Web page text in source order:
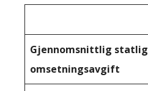
Gjennomsnittlig statlig
omsetningsavgift